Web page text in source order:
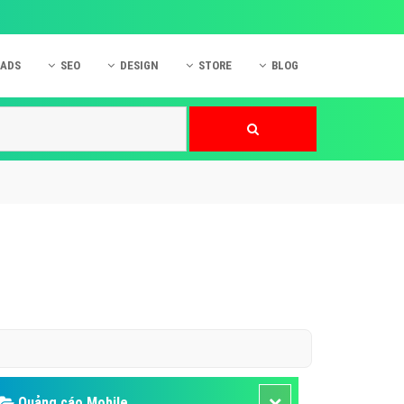
SEO DESIGN STORE BLOG